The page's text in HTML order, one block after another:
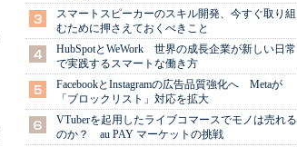
スマートスピーカーのスキル開発、今すぐ取り組
むために押さえておくべきこと
HubSpotとWeWork 世界の成長企業が新しい日常
で実践するスマートな働き方
FacebookとInstagramの広告品質強化へ Metaが
「ブロックリスト」対応を拡大
VTuberを起用したライブコマースでモノは売れる
のか？ au PAY マーケットの挑戦